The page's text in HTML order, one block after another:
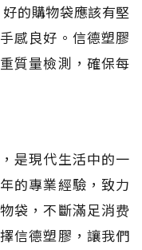
的購物袋應該有堅
感良好。信德塑膠
質量檢測，確保每
是現代生活中的一
的專業經驗，致力
袋，不斷滿足消费
信德塑膠，讓我們